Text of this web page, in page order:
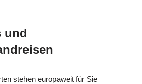
und
stehen europaweit für Sie